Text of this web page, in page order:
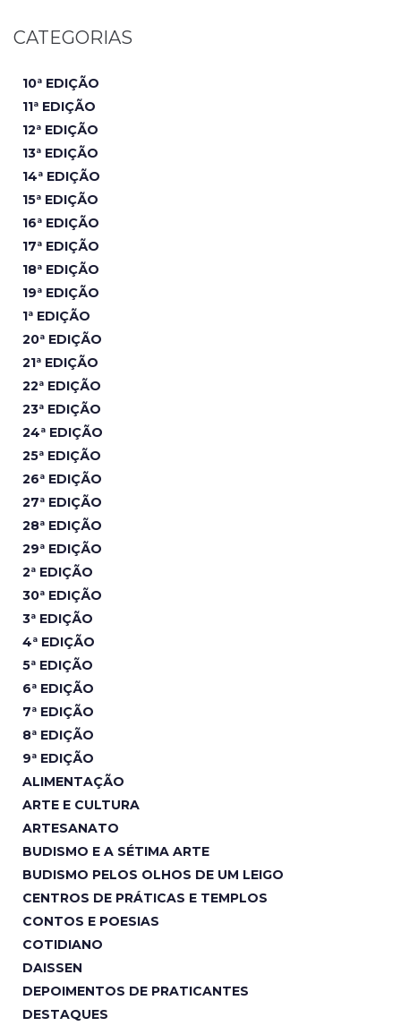
CATEGORIAS
10ª EDIÇÃO
11ª EDIÇÃO
12ª EDIÇÃO
13ª EDIÇÃO
14ª EDIÇÃO
15ª EDIÇÃO
16ª EDIÇÃO
17ª EDIÇÃO
18ª EDIÇÃO
19ª EDIÇÃO
1ª EDIÇÃO
20ª EDIÇÃO
21ª EDIÇÃO
22ª EDIÇÃO
23ª EDIÇÃO
24ª EDIÇÃO
25ª EDIÇÃO
26ª EDIÇÃO
27ª EDIÇÃO
28ª EDIÇÃO
29ª EDIÇÃO
2ª EDIÇÃO
30ª EDIÇÃO
3ª EDIÇÃO
4ª EDIÇÃO
5ª EDIÇÃO
6ª EDIÇÃO
7ª EDIÇÃO
8ª EDIÇÃO
9ª EDIÇÃO
ALIMENTAÇÃO
ARTE E CULTURA
ARTESANATO
BUDISMO E A SÉTIMA ARTE
BUDISMO PELOS OLHOS DE UM LEIGO
CENTROS DE PRÁTICAS E TEMPLOS
CONTOS E POESIAS
COTIDIANO
DAISSEN
DEPOIMENTOS DE PRATICANTES
DESTAQUES